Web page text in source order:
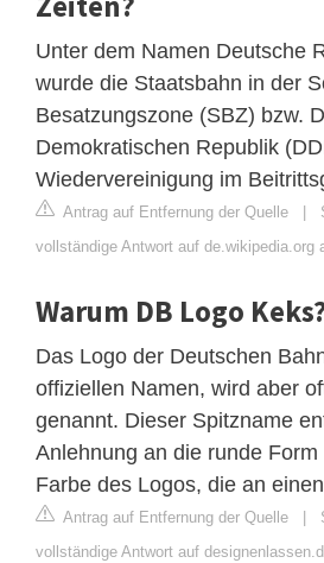
Unter dem Namen Deutsche
wurde die Staatsbahn in der
Besatzungszone (SBZ) bzw.
Demokratischen Republik
Wiedervereinigung im
Antrag auf Entfernung der Quelle |
vollständige Antwort auf de.wikipedia.org
Warum DB Logo
Das Logo der Deutschen
offiziellen Namen, wird aber
genannt. Dieser Spitzname
Anlehnung an die runde
Farbe des Logos, die an
Antrag auf Entfernung der Quelle |
vollständige Antwort auf